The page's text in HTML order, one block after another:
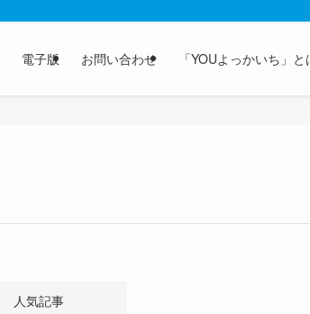
電子版 お問い合わせ 「YOUよっかいち」と
人気記事